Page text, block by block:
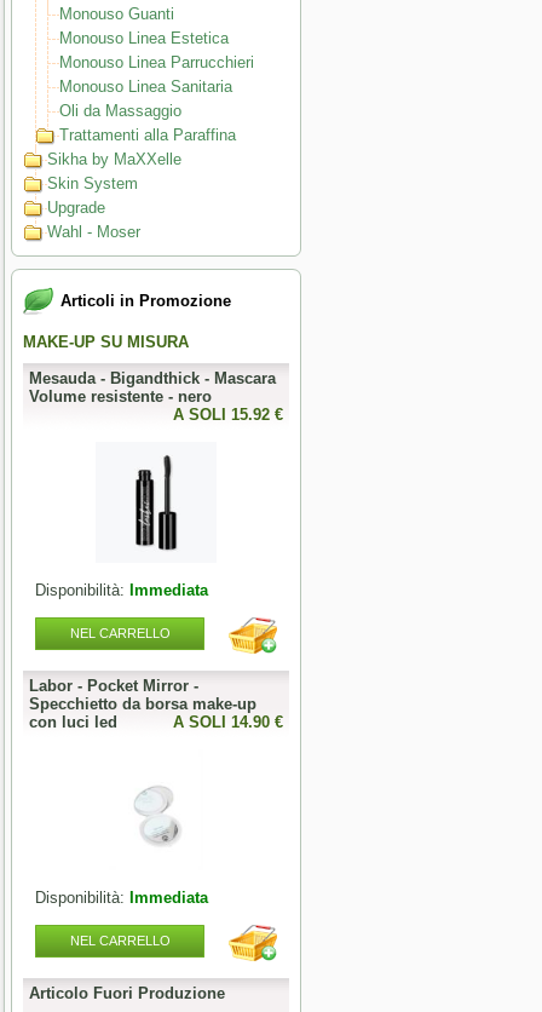
Monouso Guanti
Monouso Linea Estetica
Monouso Linea Parrucchieri
Monouso Linea Sanitaria
Oli da Massaggio
Trattamenti alla Paraffina
Sikha by MaXXelle
Skin System
Upgrade
Wahl - Moser
Articoli in Promozione
MAKE-UP SU MISURA
Mesauda - Bigandthick - Mascara
Volume resistente - nero
A SOLI 15.92 €
Disponibilità: Immediata
NEL CARRELLO
Labor - Pocket Mirror -
Specchietto da borsa make-up
con luci led
A SOLI 14.90 €
Disponibilità: Immediata
NEL CARRELLO
Articolo Fuori Produzione